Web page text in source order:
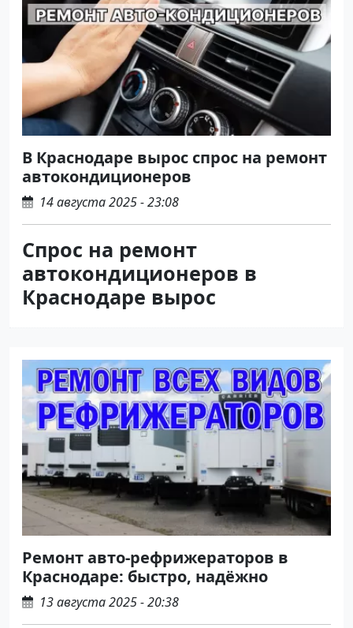
В Краснодаре вырос спрос на ремонт
автокондиционеров
14 августа 2025 - 23:08
Спрос на ремонт
автокондиционеров в
Краснодаре вырос
Ремонт авто-рефрижераторов в
Краснодаре: быстро, надёжно
13 августа 2025 - 20:38